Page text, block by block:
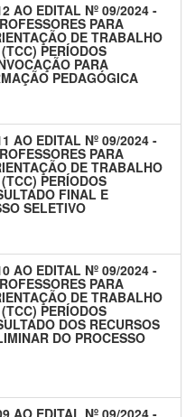
AO EDITAL Nº 09/2024 -
PARA
DE TRABALHO
PERÍODOS
PARA
PEDAGÓGICA
AO EDITAL Nº 09/2024 -
PARA
DE TRABALHO
PERÍODOS
FINAL E
SELETIVO
AO EDITAL Nº 09/2024 -
PARA
DE TRABALHO
PERÍODOS
DOS RECURSOS
DO PROCESSO